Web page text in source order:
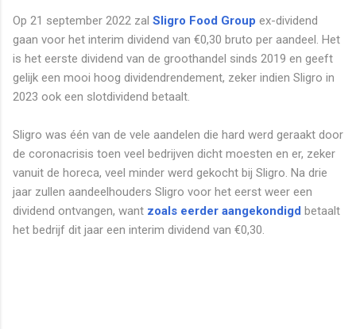
Op 21 september 2022 zal Sligro Food Group ex-dividend
gaan voor het interim dividend van €0,30 bruto per aandeel. Het
is het eerste dividend van de groothandel sinds 2019 en geeft
gelijk een mooi hoog dividendrendement, zeker indien Sligro in
2023 ook een slotdividend betaalt.
Sligro was één van de vele aandelen die hard werd geraakt door
de coronacrisis toen veel bedrijven dicht moesten en er, zeker
vanuit de horeca, veel minder werd gekocht bij Sligro. Na drie
jaar zullen aandeelhouders Sligro voor het eerst weer een
dividend ontvangen, want zoals eerder aangekondigd betaalt
het bedrijf dit jaar een interim dividend van €0,30.